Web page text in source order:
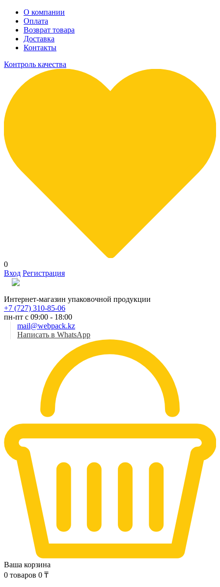
О компании
Оплата
Возврат товара
Доставка
Контакты
Контроль качества
0
Вход Регистрация
Интернет-магазин упаковочной продукции
+7 (727) 310-85-06
пн-пт с 09:00 - 18:00
mail@webpack.kz
Написать в WhatsApp
Ваша корзина
0 товаров 0 ₸